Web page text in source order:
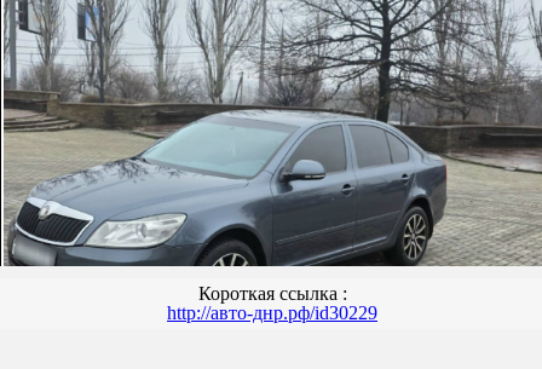
Короткая ссылка :
http://авто-днр.рф/id30229